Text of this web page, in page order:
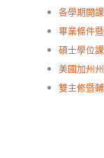
各學期開
畢業條件
碩士學位
美國加州
雙主修暨